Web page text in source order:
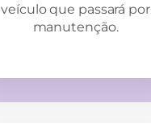
veículo que passará por
manutenção.